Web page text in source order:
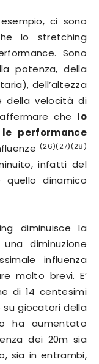
ci sono
lo stretching
Sono
potenza, della
dell’altezza
della velocità di
che lo
performance
(26)(27)(28)
infatti del
quello dinamico
diminuisce la
diminuzione
influenza
molto brevi. E’
di 14 centesimi
giocatori della
ha aumentato
dei 20m sia
sia in entrambi,